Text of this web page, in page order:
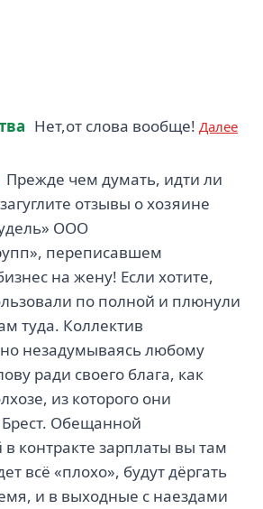
Нет,от слова вообще! Далее
Прежде чем думать, идти ли
отзывы о хозяине
ООО
переписавшем
на жену! Если хотите,
по полной и плюнули
туда. Коллектив
незадумываясь любому
ради своего блага, как
из которого они
Обещанной
контракте зарплаты вы там
всё «плохо», будут дёргать
и в выходные с наездами